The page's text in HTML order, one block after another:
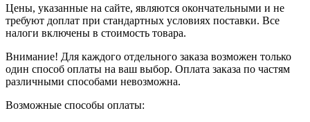
Цены, указанные на сайте, являются окончательными и не
требуют доплат при стандартных условиях поставки. Все
налоги включены в стоимость товара.
Внимание! Для каждого отдельного заказа возможен только
один способ оплаты на ваш выбор. Оплата заказа по частям
различными способами невозможна.
Возможные способы оплаты: